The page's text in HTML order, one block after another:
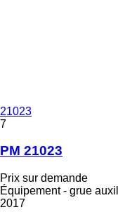
21023
7
PM 21023
Prix sur demande
Équipement - grue
2017